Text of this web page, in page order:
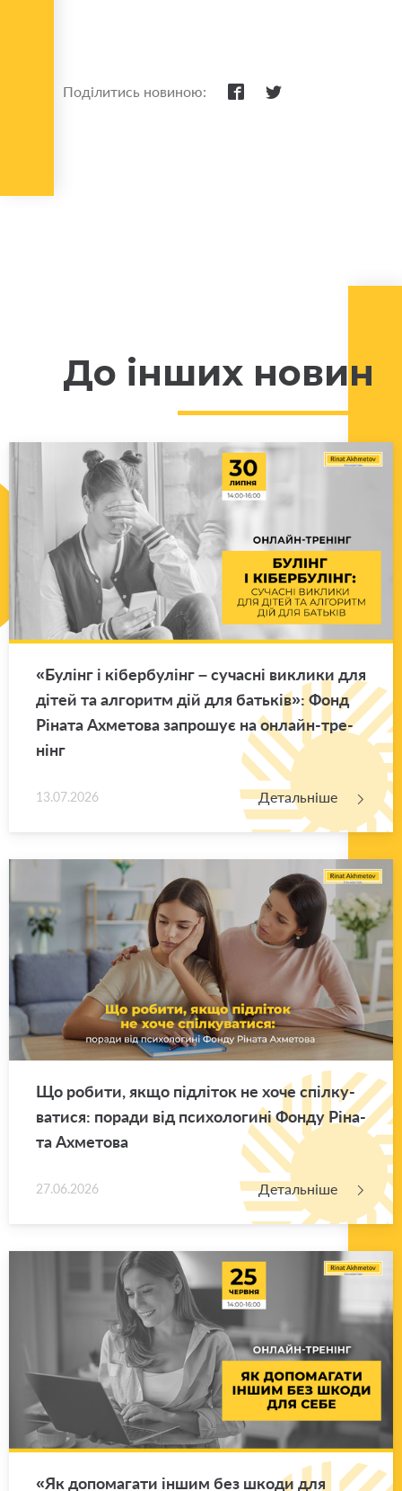
Поділитись новиною:
До інших новин
«Бу­лінг і кі­бер­бу­лінг – су­ча­сні ви­кли­ки для
дітей та ал­го­ритм дій для ба­тьків»: Фонд
Рі­на­та Ахме­то­ва за­про­шує на он­лайн-тре­
нінг
13.07.2026 Детальніше
Що ро­би­ти, якщо під­лі­ток не хоче спіл­ку­
ва­ти­ся: по­ра­ди від пси­хо­ло­ги­ні Фонду Рі­на­
та Ахме­то­ва
27.06.2026 Детальніше
«Як до­по­ма­га­ти іншим без шкоди для